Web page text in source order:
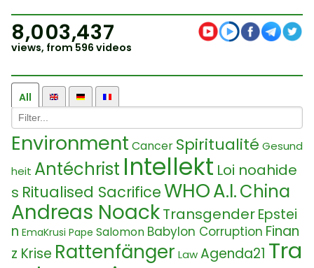
8,003,437
views, from 596 videos
All
Environment Cancer Spiritualité Gesund
heit Antéchrist Intellekt Loi noahide
s Ritualised SacrificeWHOA.I.China
Andreas NoackTransgenderEpstei
n EmaKrusi Pape Salomon Babylon Corruption Finan
z Krise Rattenfänger LawAgenda21 Tra